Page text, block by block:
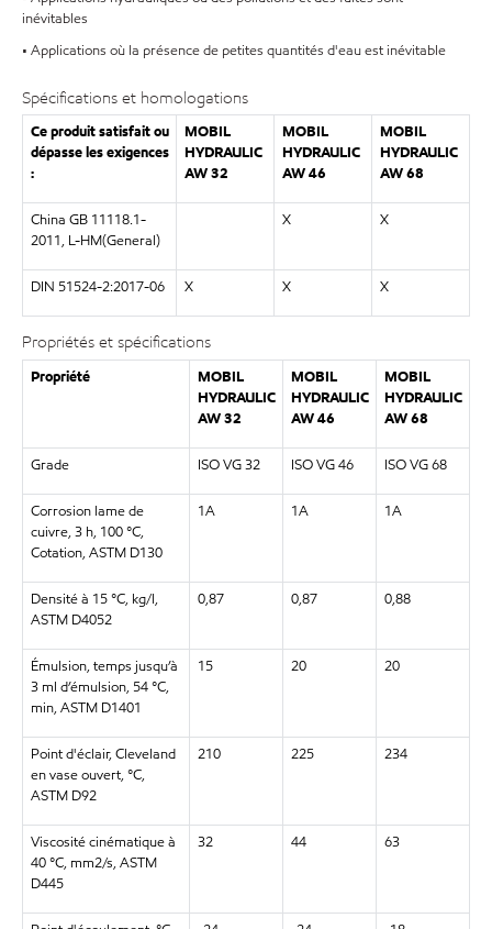
inévitables
• Applications où la présence de petites quantités d'eau est inévitable
Spécifications et homologations
Ce produit satisfait ou
dépasse les exigences
:
MOBIL
HYDRAULIC
AW 32
MOBIL
HYDRAULIC
AW 46
MOBIL
HYDRAULIC
AW 68
China GB 11118.1-
2011, L-HM(General)
X X
DIN 51524-2:2017-06 X X X
Propriétés et spécifications
Propriété
MOBIL
HYDRAULIC
AW 32
MOBIL
HYDRAULIC
AW 46
MOBIL
HYDRAULIC
AW 68
Grade ISO VG 32 ISO VG 46 ISO VG 68
Corrosion lame de
cuivre, 3 h, 100 °C,
Cotation, ASTM D130
1A 1A 1A
Densité à 15 °C, kg/l,
ASTM D4052
0,87 0,87 0,88
Émulsion, temps jusqu’à
3 ml d’émulsion, 54 °C,
min, ASTM D1401
15 20 20
Point d'éclair, Cleveland
en vase ouvert, °C,
ASTM D92
210 225 234
Viscosité cinématique à
40 °C, mm2/s, ASTM
D445
32 44 63